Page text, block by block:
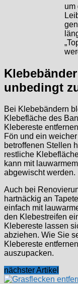
um
unbedingt
Bei Klebebändern
Klebefläche des
Klebereste
Fön und ein
betroffenen Stellen
restliche
kann mit
abgewischt werden.
Auch bei
hartnäckig an
einfach mit
den Klebestreifen
Klebereste lassen
abziehen. Wie Sie
Klebereste
auszupacken.
nächster Artikel